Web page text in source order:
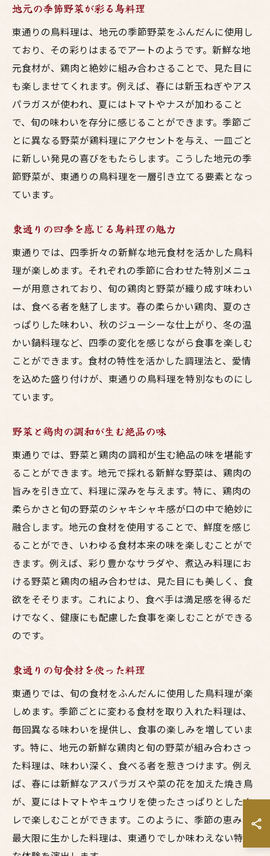
地元の季節野菜が彩る鳥料理
東通りの鳥料理は、地元の季節野菜をふんだんに使用し
ており、その彩りはまるでアートのようです。新鮮な地
元食材が、鶏肉と絶妙に組み合わさることで、見た目に
も楽しませてくれます。例えば、春には新玉ねぎやアス
パラガスが使われ、夏にはトマトやナスが加わること
で、旬の味わいを存分に感じることができます。季節ご
とに異なる野菜が鶏料理にアクセントを与え、一皿ごと
に新しい発見の喜びをもたらします。こうした地元の季
節野菜が、東通りの鳥料理を一層引き立てる要素となっ
ています。
東通りの四季を感じる鳥料理の魅力
東通りでは、四季折々の新鮮な地元食材を活かした鳥料
理が楽しめます。それぞれの季節に合わせた特別メニュ
ーが用意されており、旬の鶏肉と野菜が織り成す味わい
は、食べる者を魅了します。春の柔らかい鶏肉、夏のさ
っぱりした味わい、秋のジューシーな仕上がり、冬の温
かい鍋料理など、四季の変化を感じながら食事を楽しむ
ことができます。食材の特性を活かした調理法と、愛情
を込めた盛り付けが、東通りの鳥料理を特別なものにし
ています。
野菜と鶏肉の調和が生む絶品の味
東通りでは、野菜と鶏肉の調和が生む絶品の味を堪能す
ることができます。地元で採れる新鮮な野菜は、鶏肉の
旨みを引き立て、料理に深みを与えます。特に、鶏肉の
柔らかさと旬の野菜のシャキシャキ感が口の中で絶妙に
融合します。地元の食材を使用することで、鮮度を感じ
ることができ、いわゆる食材本来の味を楽しむことがで
きます。例えば、彩り豊かなサラダや、煮込み料理にお
ける野菜と鶏肉の組み合わせは、見た目にも美しく、食
欲をそそります。これにより、食べ手は満足感を得るだ
けでなく、健康にも配慮した食事を楽しむことができる
のです。
東通りの旬食材を使った料理
東通りでは、旬の食材をふんだんに使用した鳥料理が楽
しめます。季節ごとに変わる食材を取り入れた料理は、
毎回異なる味わいを提供し、食事の楽しみを増していま
す。特に、地元の新鮮な鶏肉と旬の野菜が組み合わさっ
た料理は、味わい深く、食べる者を惹きつけます。例え
ば、春には新鮮なアスパラガスや菜の花を加えた焼き鳥
が、夏にはトマトやキュウリを使ったさっぱりとしたタ
レで楽しむことができます。このように、季節の恵みを
最大限に生かした料理は、東通りでしか味わえない特別